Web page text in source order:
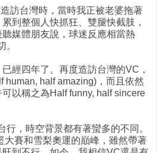
訪台灣時，當時我正被老婆拖著
到整個人快抓狂、雙腿快截肢，
媒體朋友說，球迷反應相當熱
。
經四年了。再度造訪台灣的VC，
human, half amazing)，而且依然
以稱之為Half funny, half sincere
行，時空背景都有著蠻多的不同。
大賽和雪梨奧運的巔峰，雖然帶著